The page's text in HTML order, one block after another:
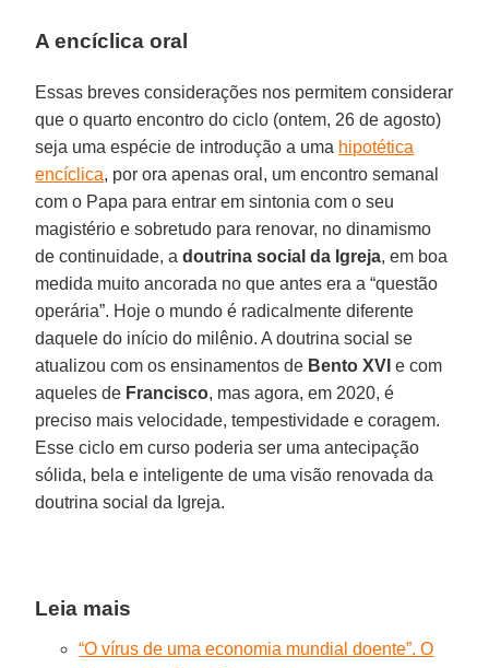
A encíclica oral
Essas breves considerações nos permitem considerar
que o quarto encontro do ciclo (ontem, 26 de agosto)
seja uma espécie de introdução a uma hipotética
encíclica, por ora apenas oral, um encontro semanal
com o Papa para entrar em sintonia com o seu
magistério e sobretudo para renovar, no dinamismo
de continuidade, adoutrina social da Igreja, em boa
medida muito ancorada no que antes era a “questão
operária”. Hoje o mundo é radicalmente diferente
daquele do início do milênio. A doutrina social se
atualizou com os ensinamentos de Bento XVI e com
aqueles de Francisco, mas agora, em 2020, é
preciso mais velocidade, tempestividade e coragem.
Esse ciclo em curso poderia ser uma antecipação
sólida, bela e inteligente de uma visão renovada da
doutrina social da Igreja.
Leia mais
“O vírus de uma economia mundial doente”. O